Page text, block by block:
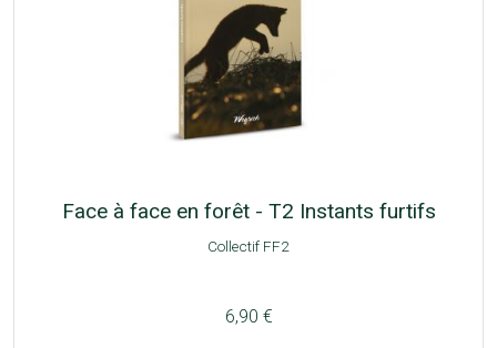
Face à face en forêt - T2 Instants furtifs
Collectif FF2
6,90 €